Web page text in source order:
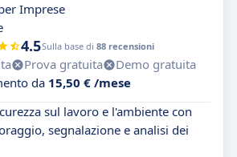
Imprese
4.5Sulla base di 88 recensioni
Prova gratuita
Demo gratuita
da 15,50 € /mese
sul lavoro e l'ambiente con
segnalazione e analisi dei